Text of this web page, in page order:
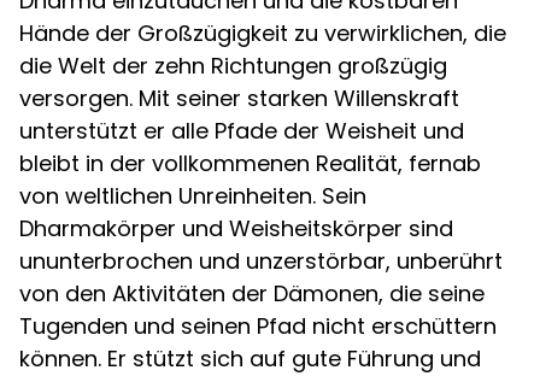
Hände der Großzügigkeit zu verwirklichen, die
die Welt der zehn Richtungen großzügig
versorgen. Mit seiner starken Willenskraft
unterstützt er alle Pfade der Weisheit und
bleibt in der vollkommenen Realität, fernab
von weltlichen Unreinheiten. Sein
Dharmakörper und Weisheitskörper sind
ununterbrochen und unzerstörbar, unberührt
von den Aktivitäten der Dämonen, die seine
Tugenden und seinen Pfad nicht erschüttern
können. Er stützt sich auf gute Führung und